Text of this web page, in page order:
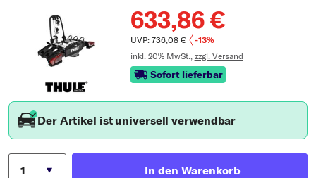
633,86 €
UVP: 736,08 €
-13%
inkl. 20% MwSt., zzgl. Versand
Sofort lieferbar
Der Artikel ist universell verwendbar
In den Warenkorb